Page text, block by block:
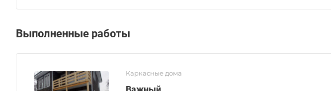
Выполненные работы
Каркасные дома